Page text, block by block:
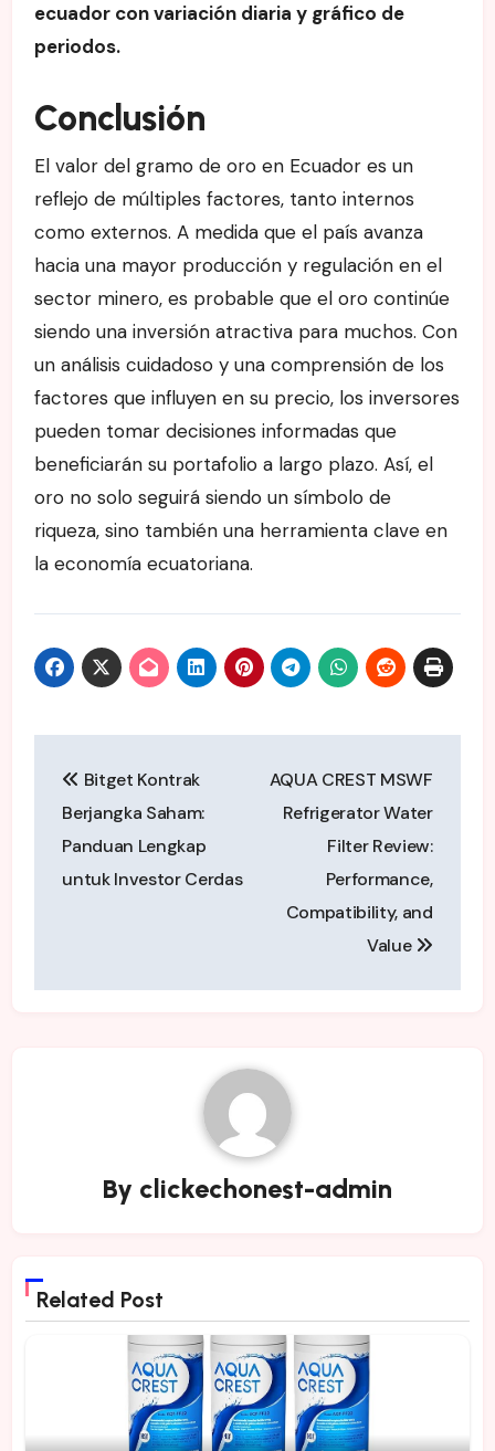
ecuador con variación diaria y gráfico de
periodos.
Conclusión
El valor del gramo de oro en Ecuador es un
reflejo de múltiples factores, tanto internos
como externos. A medida que el país avanza
hacia una mayor producción y regulación en el
sector minero, es probable que el oro continúe
siendo una inversión atractiva para muchos. Con
un análisis cuidadoso y una comprensión de los
factores que influyen en su precio, los inversores
pueden tomar decisiones informadas que
beneficiarán su portafolio a largo plazo. Así, el
oro no solo seguirá siendo un símbolo de
riqueza, sino también una herramienta clave en
la economía ecuatoriana.
navigation
Bitget Kontrak
Berjangka Saham:
Panduan Lengkap
untuk Investor Cerdas
AQUA CREST MSWF
Refrigerator Water
Filter Review:
Performance,
Compatibility, and
Value
By clickechonest-admin
Related Post